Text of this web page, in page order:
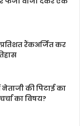
रैंकअर्जित कर
की पिटाई का
का विषय?